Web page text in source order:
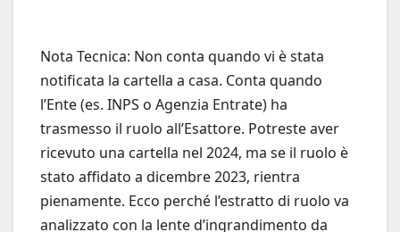
Nota Tecnica: Non conta quando vi è stata
notificata la cartella a casa. Conta quando
l’Ente (es. INPS o Agenzia Entrate) ha
trasmesso il ruolo all’Esattore. Potreste aver
ricevuto una cartella nel 2024, ma se il ruolo è
stato affidato a dicembre 2023, rientra
pienamente. Ecco perché l’estratto di ruolo va
analizzato con la lente d’ingrandimento da